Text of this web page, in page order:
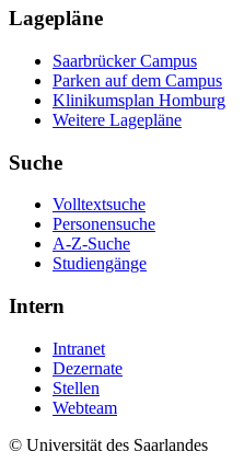
Lagepläne
Saarbrücker Campus
Parken auf dem Campus
Klinikumsplan Homburg
Weitere Lagepläne
Suche
Volltextsuche
Personensuche
A-Z-Suche
Studiengänge
Intern
Intranet
Dezernate
Stellen
Webteam
© Universität des Saarlandes